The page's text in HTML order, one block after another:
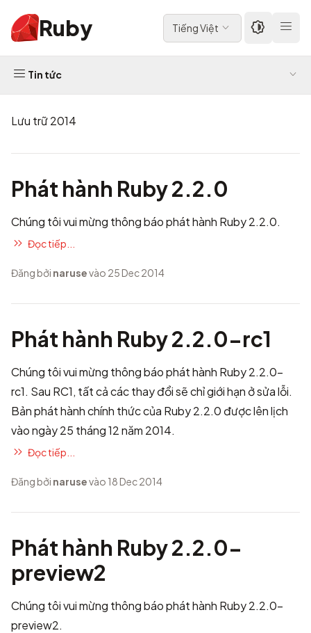
Ruby Tiếng Việt
Tin tức
Lưu trữ 2014
Phát hành Ruby 2.2.0
Chúng tôi vui mừng thông báo phát hành Ruby 2.2.0.
Đọc tiếp...
Đăng bởi narusevào 25 Dec 2014
Phát hành Ruby 2.2.0-rc1
Chúng tôi vui mừng thông báo phát hành Ruby 2.2.0-
rc1. Sau RC1, tất cả các thay đổi sẽ chỉ giới hạn ở sửa lỗi.
Bản phát hành chính thức của Ruby 2.2.0 được lên lịch
vào ngày 25 tháng 12 năm 2014.
Đọc tiếp...
Đăng bởi narusevào 18 Dec 2014
Phát hành Ruby 2.2.0-
preview2
Chúng tôi vui mừng thông báo phát hành Ruby 2.2.0-
preview2.